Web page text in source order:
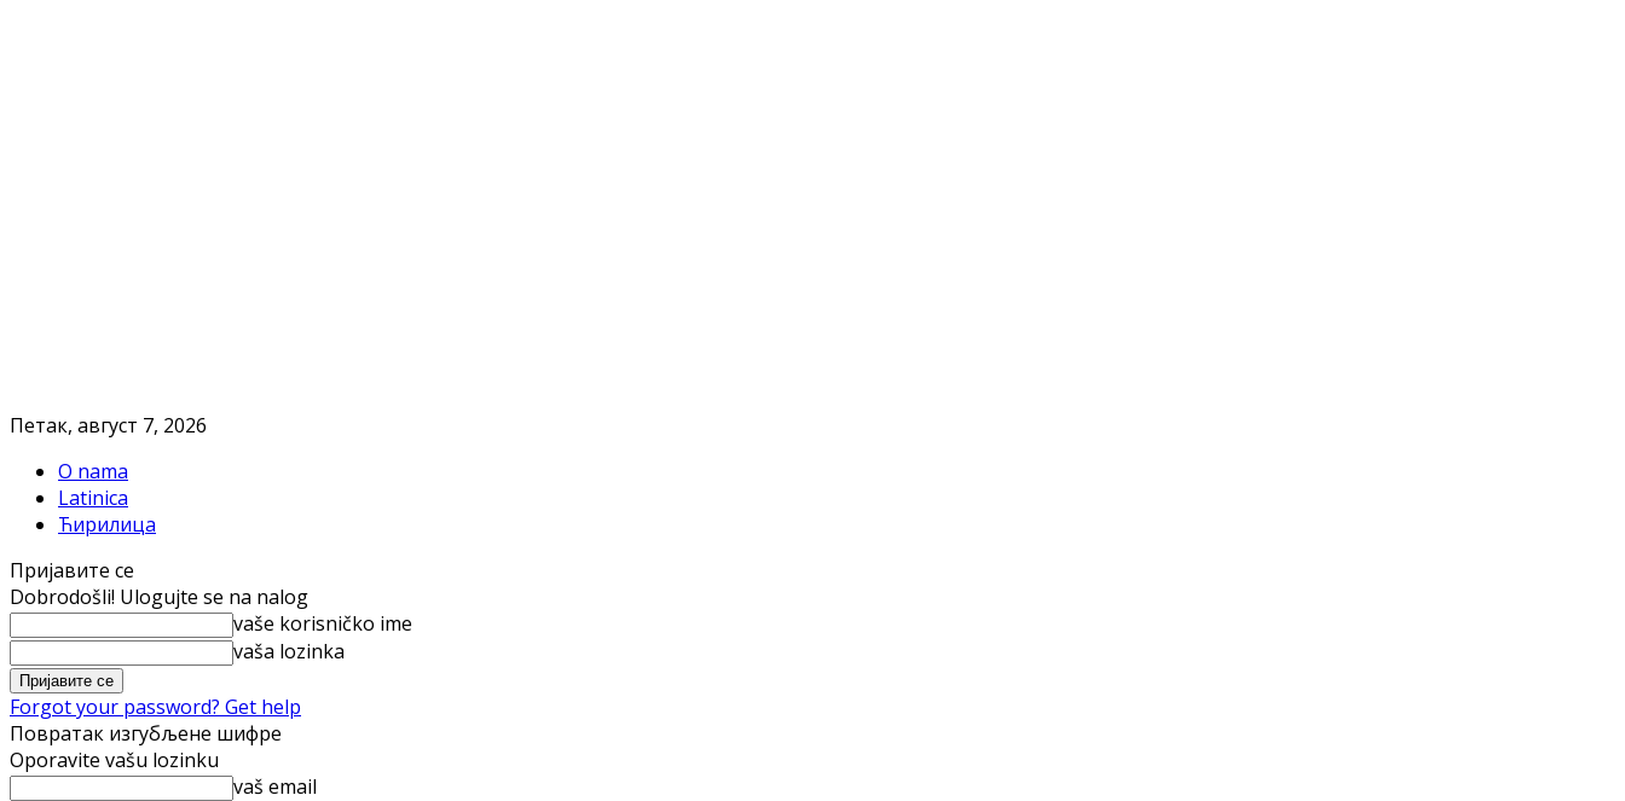
Петак, август 7, 2026
O nama
Latinica
Ћирилица
Пријавите се
Dobrodošli! Ulogujte se na nalog
vaše korisničko ime
vaša lozinka
Forgot your password? Get help
Повратак изгубљене шифре
Oporavite vašu lozinku
vaš email